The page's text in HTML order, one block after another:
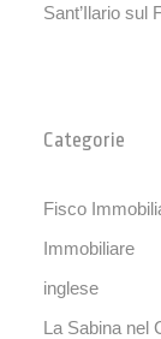
Sant’Ilario sul
Categorie
Fisco
Immobiliare
inglese
La Sabina nel